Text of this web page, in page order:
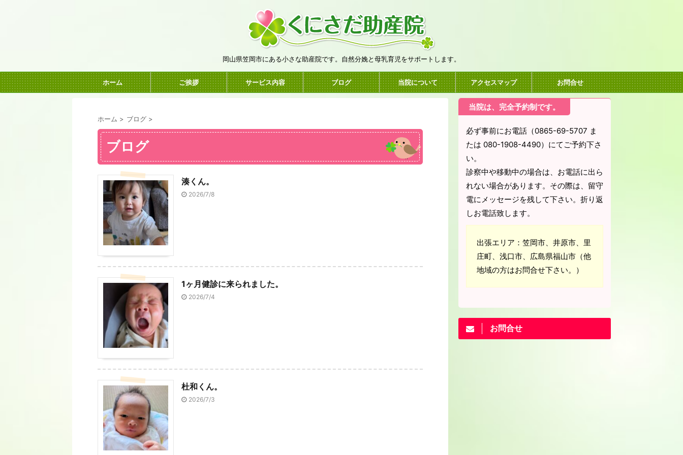
岡山県笠岡市にある小さな助産院です。自然分娩と母乳育児をサポートします。
ホーム ご挨拶 サービス内容 ブログ 当院について アクセスマップ お問合せ
ホーム > ブログ >
ブログ
湊くん。
2026/7/8
1ヶ月健診に来られました。
2026/7/4
杜和くん。
2026/7/3
当院は、完全予約制です。
必ず事前にお電話（0865-69-5707 ま
たは 080-1908-4490）にてご予約下さ
い。
診察中や移動中の場合は、お電話に出ら
れない場合があります。その際は、留守
電にメッセージを残して下さい。折り返
しお電話致します。
出張エリア：笠岡市、井原市、里
庄町、浅口市、広島県福山市（他
地域の方はお問合せ下さい。）
お問合せ